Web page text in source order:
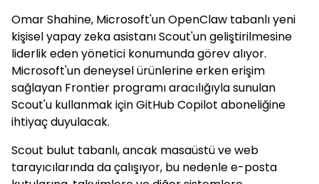
Omar Shahine, Microsoft'un OpenClaw tabanlı yeni
kişisel yapay zeka asistanı Scout'un geliştirilmesine
liderlik eden yönetici konumunda görev alıyor.
Microsoft'un deneysel ürünlerine erken erişim
sağlayan Frontier programı aracılığıyla sunulan
Scout'u kullanmak için GitHub Copilot aboneliğine
ihtiyaç duyulacak.
Scout bulut tabanlı, ancak masaüstü ve web
tarayıcılarında da çalışıyor, bu nedenle e-posta